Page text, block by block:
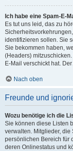
Ich habe eine Spam-E-
Es tut uns leid, das zu
identifizieren sollen. Sie
Sie bekommen haben,
(Headers)
E-Mail verschickt hat.
Nach oben
Freunde und
Wozu benötige ich die
Sie können diese Listen
verwalten. Mitglieder,
persönlichen Bereich für
deren Onlinestatus und